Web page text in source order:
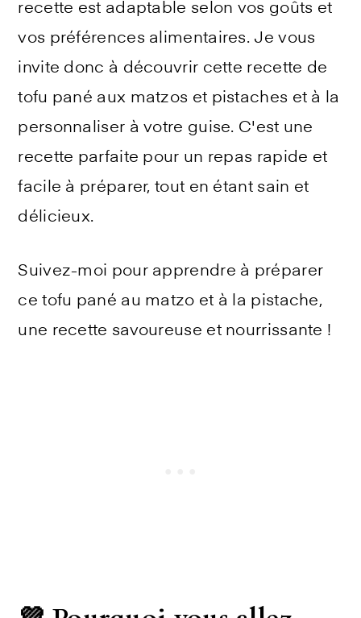
recette est adaptable selon vos goûts et
vos préférences alimentaires. Je vous
invite donc à découvrir cette recette de
tofu pané aux matzos et pistaches et à la
personnaliser à votre guise. C'est une
recette parfaite pour un repas rapide et
facile à préparer, tout en étant sain et
délicieux.
Suivez-moi pour apprendre à préparer
ce tofu pané au matzo et à la pistache,
une recette savoureuse et nourrissante !